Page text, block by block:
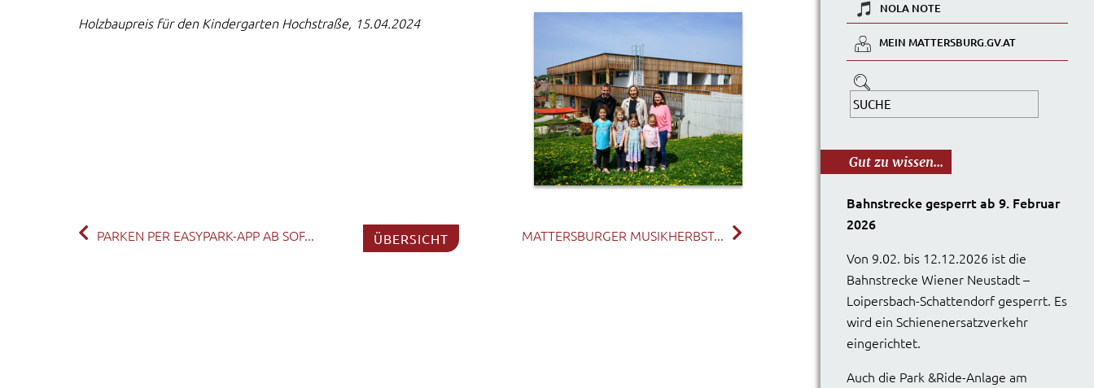
Holzbaupreis für den Kindergarten Hochstraße, 15.04.2024
PARKEN PER EASYPARK-APP AB SOF... ÜBERSICHT MATTERSBURGER MUSIKHERBST...
NOLA NOTE
MEIN MATTERSBURG.GV.AT
Gut zu wissen...
Bahnstrecke gesperrt ab 9. Februar
2026
Von 9.02. bis 12.12.2026 ist die
Bahnstrecke Wiener Neustadt –
Loipersbach-Schattendorf gesperrt. Es
wird ein Schienenersatzverkehr
eingerichtet.
Auch die Park &Ride-Anlage am